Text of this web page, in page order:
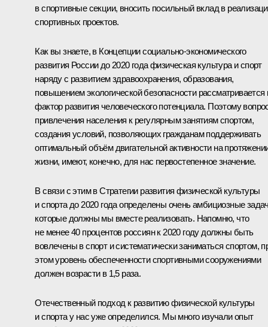
в спортивные секции, вносить посильный вклад в
спортивных проектов.
Как вы знаете, в Концепции социально-экономического
развития России до 2020 года физическая культура и спорт
наряду с развитием здравоохранения, образования,
повышением экологической безопасности рассматривается
фактор развития человеческого потенциала. Поэтому
привлечения населения к регулярным занятиям спортом,
создания условий, позволяющих гражданам поддерживать
оптимальный объём двигательной активности на
жизни, имеют, конечно, для нас первостепенное значение.
В связи с этим в Стратегии развития физической культуры
и спорта до 2020 года определены очень амбициозные
которые должны мы вместе реализовать. Напомню, что
не менее 40 процентов россиян к 2020 году должны быть
вовлечены в спорт и систематически заниматься спортом,
этом уровень обеспеченности спортивными сооружениями
должен возрасти в 1,5 раза.
Отечественный подход к развитию физической культуры
и спорта у нас уже определился. Мы много изучали опыт